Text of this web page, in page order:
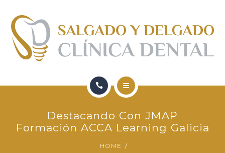
QUIENES SOMOS
CONTACTO
BLOG
SERVICIOS
Destacando Con JMAP
Formación ACCA Learning Galicia
HOME